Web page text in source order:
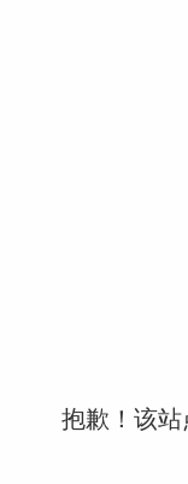
抱歉！该